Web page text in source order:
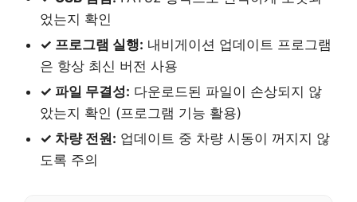
었는지 확인
✓ 프로그램 실행: 내비게이션 업데이트 프로그램
은 항상 최신 버전 사용
✓ 파일 무결성: 다운로드된 파일이 손상되지 않
았는지 확인 (프로그램 기능 활용)
✓ 차량 전원: 업데이트 중 차량 시동이 꺼지지 않
도록 주의